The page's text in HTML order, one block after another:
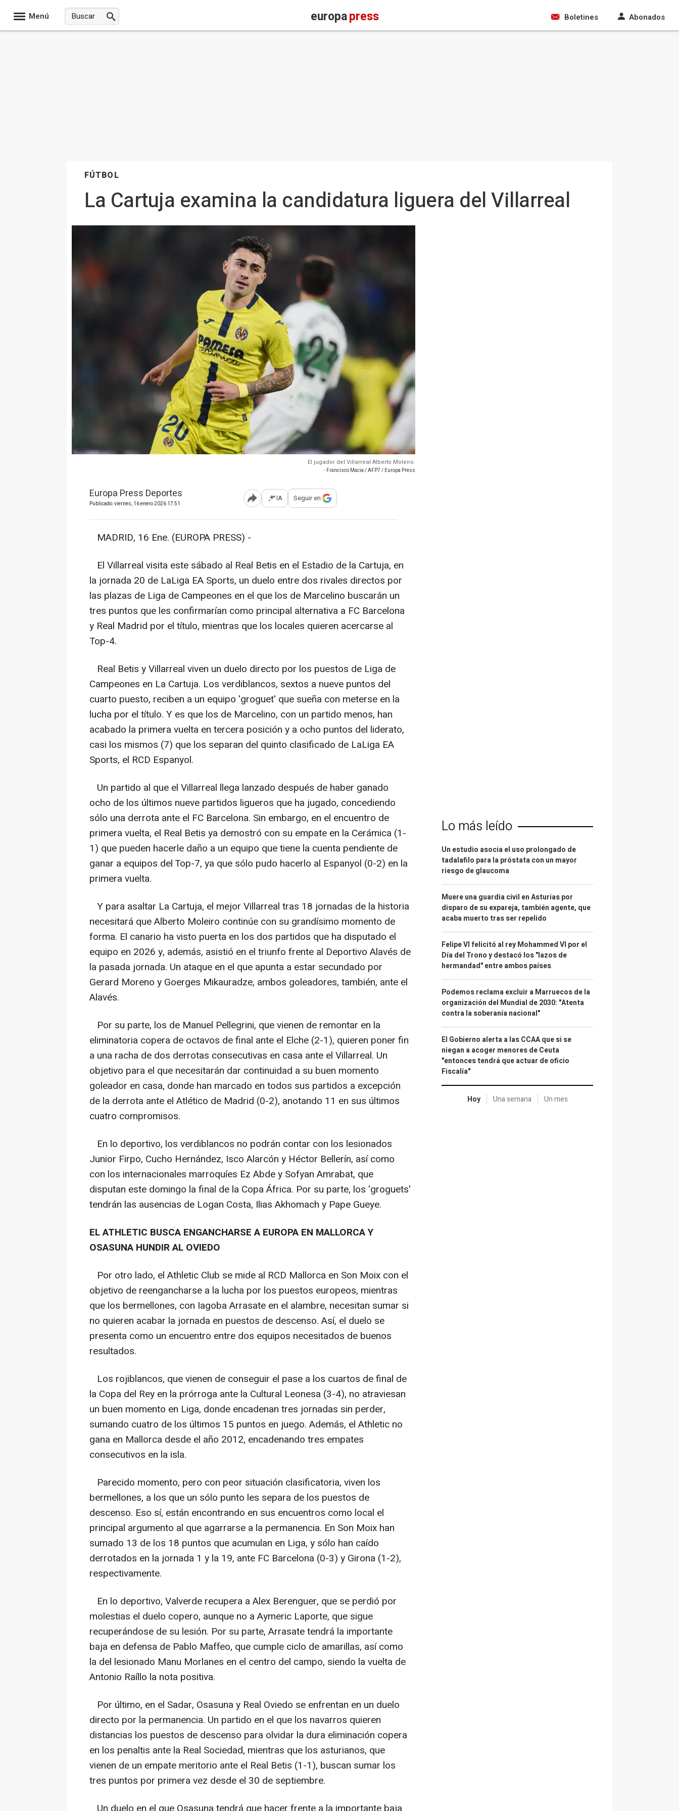
Menú europapress Boletines Abonados
FÚTBOL
La Cartuja examina la candidatura liguera del Villarreal
El jugador del Villarreal Alberto Moleiro.
- Francisco Macia / AFP7 / Europa Press
Europa Press Deportes
Publicado: viernes, 16 enero 2026 17:51 Abrir opciones para compartir
IA Seguir en
MADRID, 16 Ene. (EUROPA PRESS) -
El Villarreal visita este sábado al Real Betis en el Estadio de la Cartuja, en
la jornada 20 de LaLiga EA Sports, un duelo entre dos rivales directos por
las plazas de Liga de Campeones en el que los de Marcelino buscarán un
tres puntos que les confirmarían como principal alternativa a FC Barcelona
y Real Madrid por el título, mientras que los locales quieren acercarse al
Top-4.
Real Betis y Villarreal viven un duelo directo por los puestos de Liga de
Campeones en La Cartuja. Los verdiblancos, sextos a nueve puntos del
cuarto puesto, reciben a un equipo 'groguet' que sueña con meterse en la
lucha por el título. Y es que los de Marcelino, con un partido menos, han
acabado la primera vuelta en tercera posición y a ocho puntos del liderato,
casi los mismos (7) que los separan del quinto clasificado de LaLiga EA
Sports, el RCD Espanyol.
Un partido al que el Villarreal llega lanzado después de haber ganado
ocho de los últimos nueve partidos ligueros que ha jugado, concediendo
sólo una derrota ante el FC Barcelona. Sin embargo, en el encuentro de
primera vuelta, el Real Betis ya demostró con su empate en la Cerámica (1-
1) que pueden hacerle daño a un equipo que tiene la cuenta pendiente de
ganar a equipos del Top-7, ya que sólo pudo hacerlo al Espanyol (0-2) en la
primera vuelta.
Y para asaltar La Cartuja, el mejor Villarreal tras 18 jornadas de la historia
necesitará que Alberto Moleiro continúe con su grandísimo momento de
forma. El canario ha visto puerta en los dos partidos que ha disputado el
equipo en 2026 y, además, asistió en el triunfo frente al Deportivo Alavés de
la pasada jornada. Un ataque en el que apunta a estar secundado por
Gerard Moreno y Goerges Mikauradze, ambos goleadores, también, ante el
Alavés.
Por su parte, los de Manuel Pellegrini, que vienen de remontar en la
eliminatoria copera de octavos de final ante el Elche (2-1), quieren poner fin
a una racha de dos derrotas consecutivas en casa ante el Villarreal. Un
objetivo para el que necesitarán dar continuidad a su buen momento
goleador en casa, donde han marcado en todos sus partidos a excepción
de la derrota ante el Atlético de Madrid (0-2), anotando 11 en sus últimos
cuatro compromisos.
En lo deportivo, los verdiblancos no podrán contar con los lesionados
Junior Firpo, Cucho Hernández, Isco Alarcón y Héctor Bellerín, así como
con los internacionales marroquíes Ez Abde y Sofyan Amrabat, que
disputan este domingo la final de la Copa África. Por su parte, los 'groguets'
tendrán las ausencias de Logan Costa, Ilias Akhomach y Pape Gueye.
EL ATHLETIC BUSCA ENGANCHARSE A EUROPA EN MALLORCA Y
OSASUNA HUNDIR AL OVIEDO
Por otro lado, el Athletic Club se mide al RCD Mallorca en Son Moix con el
objetivo de reengancharse a la lucha por los puestos europeos, mientras
que los bermellones, con Iagoba Arrasate en el alambre, necesitan sumar si
no quieren acabar la jornada en puestos de descenso. Así, el duelo se
presenta como un encuentro entre dos equipos necesitados de buenos
resultados.
Los rojiblancos, que vienen de conseguir el pase a los cuartos de final de
la Copa del Rey en la prórroga ante la Cultural Leonesa (3-4), no atraviesan
un buen momento en Liga, donde encadenan tres jornadas sin perder,
sumando cuatro de los últimos 15 puntos en juego. Además, el Athletic no
gana en Mallorca desde el año 2012, encadenando tres empates
consecutivos en la isla.
Parecido momento, pero con peor situación clasificatoria, viven los
bermellones, a los que un sólo punto les separa de los puestos de
descenso. Eso sí, están encontrando en sus encuentros como local el
principal argumento al que agarrarse a la permanencia. En Son Moix han
sumado 13 de los 18 puntos que acumulan en Liga, y sólo han caído
derrotados en la jornada 1 y la 19, ante FC Barcelona (0-3) y Girona (1-2),
respectivamente.
En lo deportivo, Valverde recupera a Alex Berenguer, que se perdió por
molestias el duelo copero, aunque no a Aymeric Laporte, que sigue
recuperándose de su lesión. Por su parte, Arrasate tendrá la importante
baja en defensa de Pablo Maffeo, que cumple ciclo de amarillas, así como
la del lesionado Manu Morlanes en el centro del campo, siendo la vuelta de
Antonio Raíllo la nota positiva.
Por último, en el Sadar, Osasuna y Real Oviedo se enfrentan en un duelo
directo por la permanencia. Un partido en el que los navarros quieren
distancias los puestos de descenso para olvidar la dura eliminación copera
en los penaltis ante la Real Sociedad, mientras que los asturianos, que
vienen de un empate meritorio ante el Real Betis (1-1), buscan sumar los
tres puntos por primera vez desde el 30 de septiembre.
Lo más leído
Un estudio asocia el uso prolongado de
tadalafilo para la próstata con un mayor
riesgo de glaucoma
Muere una guardia civil en Asturias por
disparo de su expareja, también agente, que
acaba muerto tras ser repelido
Felipe VI felicitó al rey Mohammed VI por el
Día del Trono y destacó los "lazos de
hermandad" entre ambos países
Podemos reclama excluir a Marruecos de la
organización del Mundial de 2030: "Atenta
contra la soberanía nacional"
El Gobierno alerta a las CCAA que si se
niegan a acoger menores de Ceuta
"entonces tendrá que actuar de oficio
Fiscalía"
Hoy Una semana Un mes